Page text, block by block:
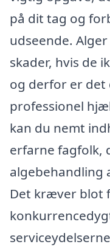
på dit tag og
udseende.
skader, hvis de
og derfor er det
professionel
kan du nemt
erfarne fagfolk,
algebehandling
Det kræver blot